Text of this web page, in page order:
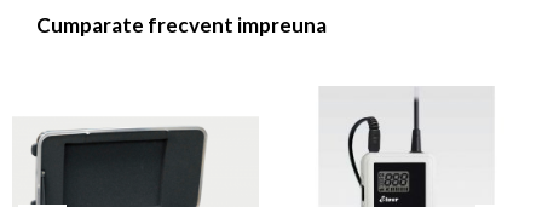
Cumparate frecvent impreuna